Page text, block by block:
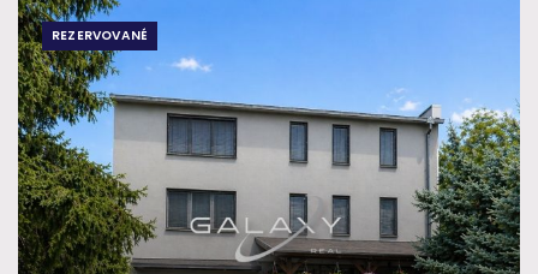
REZERVOVANÉ